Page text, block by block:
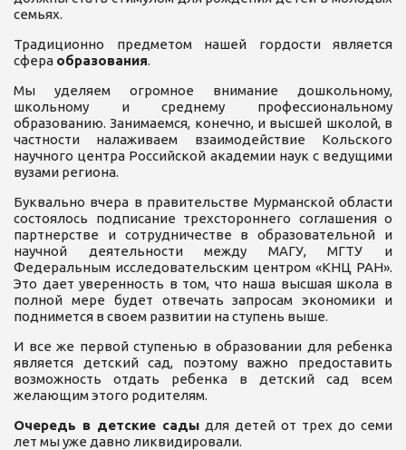
семьях.
Традиционно предметом нашей гордости является
сфера образования.
Мы уделяем огромное внимание дошкольному,
школьному и среднему профессиональному
образованию. Занимаемся, конечно, и высшей школой, в
частности налаживаем взаимодействие Кольского
научного центра Российской академии наук с ведущими
вузами региона.
Буквально вчера в правительстве Мурманской области
состоялось подписание трехстороннего соглашения о
партнерстве и сотрудничестве в образовательной и
научной деятельности между МАГУ, МГТУ и
Федеральным исследовательским центром «КНЦ РАН».
Это дает уверенность в том, что наша высшая школа в
полной мере будет отвечать запросам экономики и
поднимется в своем развитии на ступень выше.
И все же первой ступенью в образовании для ребенка
является детский сад, поэтому важно предоставить
возможность отдать ребенка в детский сад всем
желающим этого родителям.
Очередь в детские сады для детей от трех до семи
лет мы уже давно ликвидировали.